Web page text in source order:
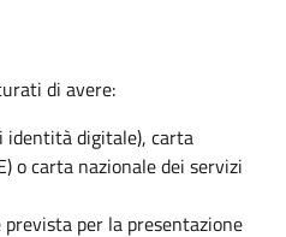
di avere:
identità digitale), carta
o carta nazionale dei servizi
per la presentazione